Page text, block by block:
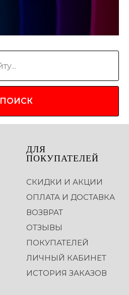
ПОИСК
ДЛЯ
ПОКУПАТЕЛЕЙ
СКИДКИ И АКЦИИ
ОПЛАТА И ДОСТАВКА
ВОЗВРАТ
ОТЗЫВЫ
ПОКУПАТЕЛЕЙ
ЛИЧНЫЙ КАБИНЕТ
ИСТОРИЯ ЗАКАЗОВ